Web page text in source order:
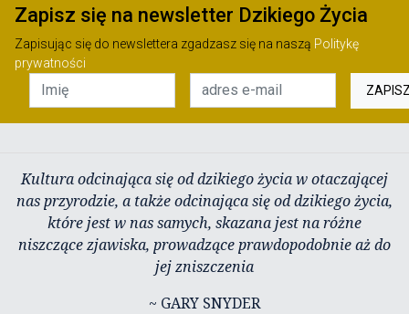
Zapisz się na newsletter Dzikiego Życia
Zapisując się do newslettera zgadzasz się na naszą Politykę
prywatności
Kultura odcinająca się od dzikiego życia w otaczającej
nas przyrodzie, a także odcinająca się od dzikiego życia,
które jest w nas samych, skazana jest na różne
niszczące zjawiska, prowadzące prawdopodobnie aż do
jej zniszczenia
~ GARY SNYDER